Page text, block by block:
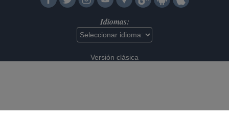
Idiomas:
Versión clásica